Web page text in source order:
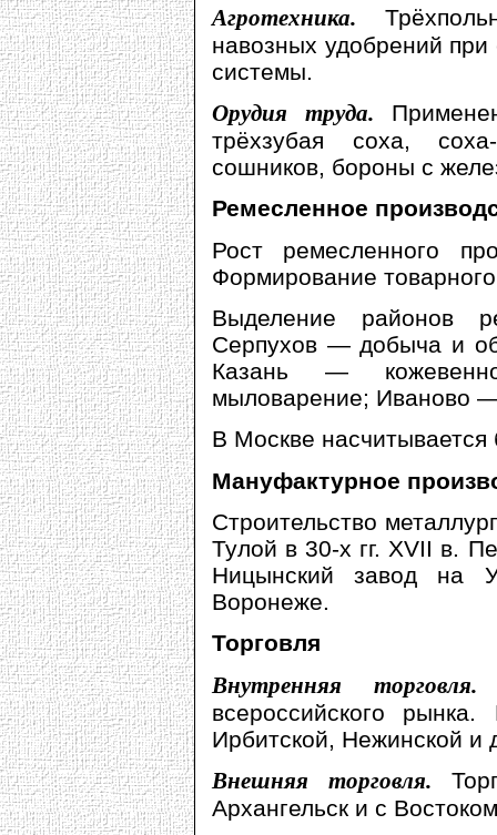
Агротехника.
навозных удобрений
системы.
Орудия труда.
трёхзубая соха,
сошников, бороны с
Ремесленное
Рост ремесленного
Формирование
Выделение районов
Серпухов — добыча и
Казань —
мыловарение; Иваново —
В Москве
Мануфактурное
Строительство
Тулой в 30-х гг. XVII в.
Ницынский завод на
Воронеже.
Торговля
Внутренняя
всероссийского
Ирбитской, Нежинской и
Внешняя торговля.
Архангельск и с